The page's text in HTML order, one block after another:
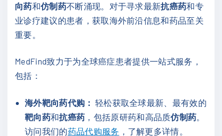
向药和仿制药不断涌现。对于寻求最新抗癌药和专
业诊疗建议的患者，获取海外前沿信息和药品至关
重要。
MedFind致力于为全球癌症患者提供一站式服务，
包括：
海外靶向药代购： 轻松获取全球最新、最有效的
靶向药和抗癌药 ，包括原研药和高品质仿制药
访问我们的药品代购服务 ，了解更多详情。